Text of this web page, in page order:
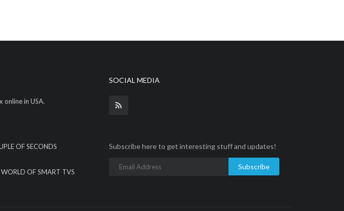
online in USA.
OF SECONDS
OF SMART TVS
SOCIAL MEDIA
Subscribe here to get interesting stuff and updates!
Subscribe